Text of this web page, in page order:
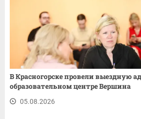
В Красногорске провели выездную
образовательном центре Вершина
05.08.2026